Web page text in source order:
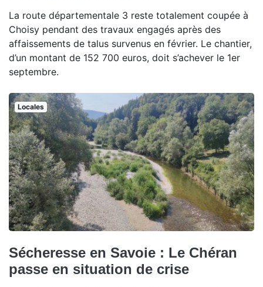
La route départementale 3 reste totalement coupée à
Choisy pendant des travaux engagés après des
affaissements de talus survenus en février. Le chantier,
d’un montant de 152 700 euros, doit s’achever le 1er
septembre.
Locales
Sécheresse en Savoie : Le Chéran
passe en situation de crise